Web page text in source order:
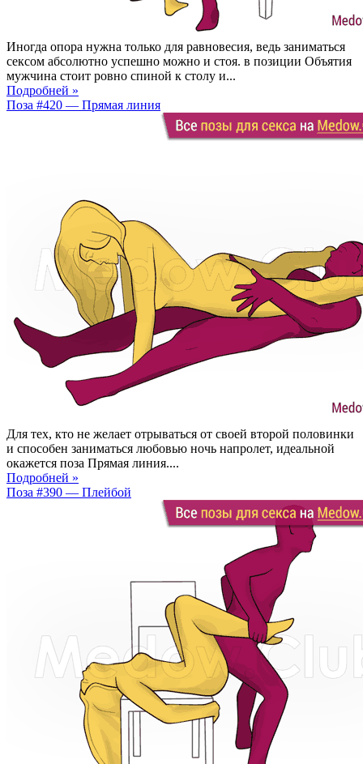
Иногда опора нужна только для равновесия, ведь заниматься
сексом абсолютно успешно можно и стоя. в позиции Объятия
мужчина стоит ровно спиной к столу и...
Подробней »
Поза #420 — Прямая линия
Для тех, кто не желает отрываться от своей второй половинки
и способен заниматься любовью ночь напролет, идеальной
окажется поза Прямая линия....
Подробней »
Поза #390 — Плейбой